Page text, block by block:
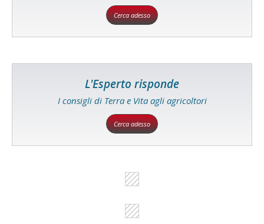
Cerca adesso
L'Esperto risponde
I consigli di Terra e Vita agli agricoltori
Cerca adesso